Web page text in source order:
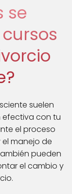
se
suelen
efectiva con tu
el proceso
manejo de
pueden
el cambio y